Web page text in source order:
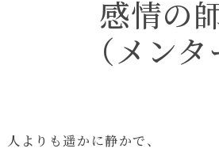
感情の
（メンタ
人よりも遥かに静かで、